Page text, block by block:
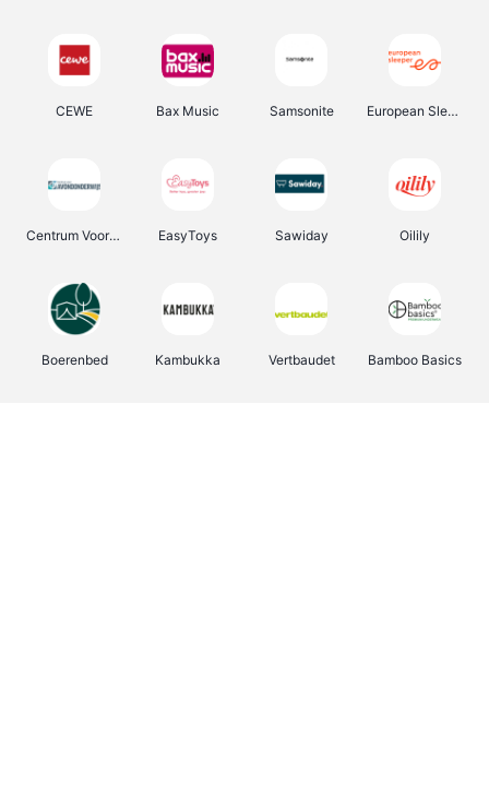
CEWE Bax Music Samsonite European Sleeper
Centrum Voor Avondonderwijs EasyToys Sawiday Oilily
Boerenbed Kambukka Vertbaudet Bamboo Basics